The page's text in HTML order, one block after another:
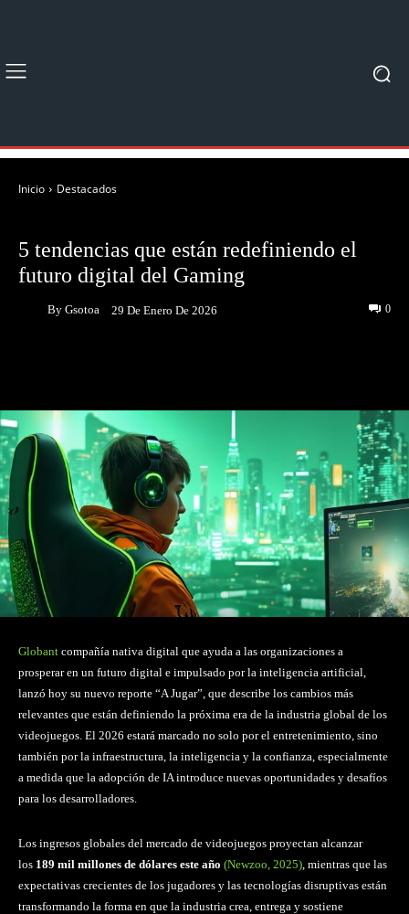
Inicio Destacados
5 tendencias que están redefiniendo el
futuro digital del Gaming
By Gsotoa 29 De Enero De 2026 0
Globant compañía nativa digital que ayuda a las organizaciones a
prosperar en un futuro digital e impulsado por la inteligencia artificial,
lanzó hoy su nuevo reporte “A Jugar”, que describe los cambios más
relevantes que están definiendo la próxima era de la industria global de los
videojuegos. El 2026 estará marcado no solo por el entretenimiento, sino
también por la infraestructura, la inteligencia y la confianza, especialmente
a medida que la adopción de IA introduce nuevas oportunidades y desafíos
para los desarrolladores.
Los ingresos globales del mercado de videojuegos proyectan alcanzar
los 189 mil millones de dólares este año (Newzoo, 2025) , mientras que las
expectativas crecientes de los jugadores y las tecnologías disruptivas están
transformando la forma en que la industria crea, entrega y sostiene